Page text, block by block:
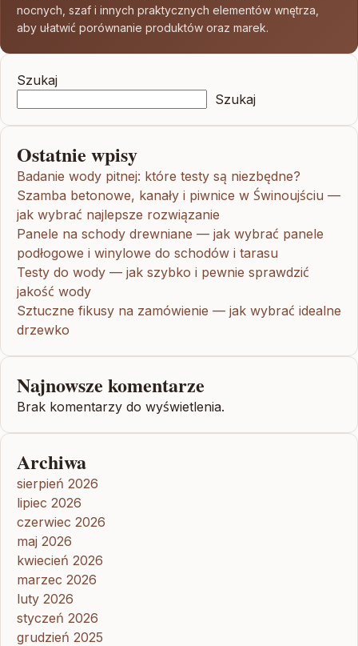
nocnych, szaf i innych praktycznych elementów wnętrza,
aby ułatwić porównanie produktów oraz marek.
Szukaj
Szukaj
Ostatnie wpisy
Badanie wody pitnej: które testy są niezbędne?
Szamba betonowe, kanały i piwnice w Świnoujściu —
jak wybrać najlepsze rozwiązanie
Panele na schody drewniane — jak wybrać panele
podłogowe i winylowe do schodów i tarasu
Testy do wody — jak szybko i pewnie sprawdzić
jakość wody
Sztuczne fikusy na zamówienie — jak wybrać idealne
drzewko
Najnowsze komentarze
Brak komentarzy do wyświetlenia.
Archiwa
sierpień 2026
lipiec 2026
czerwiec 2026
maj 2026
kwiecień 2026
marzec 2026
luty 2026
styczeń 2026
grudzień 2025